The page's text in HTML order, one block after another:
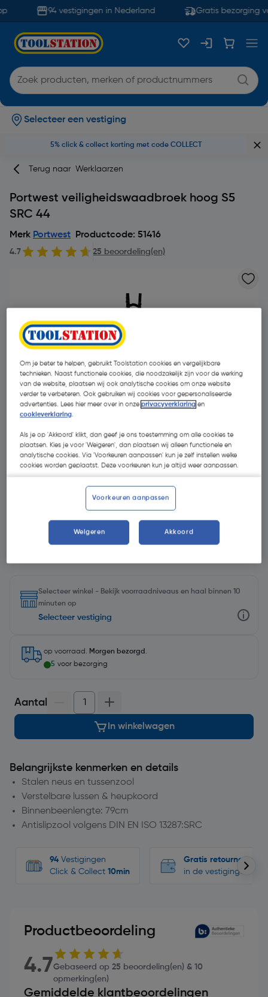
94 vestigingen in Nederland Gratis bezorging
Selecteer een vestiging
5% click & collect korting met code COLLECT
Terug naar Werklaarzen
Portwest veiligheidswaadbroek hoog S5
SRC 44
Merk Portwest Productcode: 51416
4.7 25 beoordeling(en)
€ 59,99| Excl. btw € 49,58
Kies productvariant(4)
Selecteer winkel - Bekijk voorraadniveaus en haal binnen 10
minuten op
Selecteer vestiging
op voorraad. Morgen bezorgd .
5 voor bezorging
Aantal
In winkelwagen
Belangrijkste kenmerken en details
Stalen neus en tussenzool
Verstelbare lussen & heupkoord
Binnenbeenlengte: 79cm
Antislipzool volgens DIN EN ISO 13287:SRC
94 Vestigingen
Click & Collect 10min
Gratis retourneren
in de vestigingen
Productbeoordeling
4.7Gebaseerd op 25 beoordeling(en) & 10
opmerking(en)
Gemiddelde klantbeoordelingen
Om je beter te helpen, gebruikt Toolstation cookies en vergelijkbare
technieken. Naast functionele cookies, die noodzakelijk zijn voor de werking
van de website, plaatsen wij ook analytische cookies om onze website
verder te verbeteren. Ook gebruiken wij cookies voor gepersonaliseerde
advertenties. Lees hier meer over in onzeprivacyverklaring en
cookieverklaring.
Als je op 'Akkoord' klikt, dan geef je ons toestemming om alle cookies te
plaatsen. Kies je voor 'Weigeren', dan plaatsen wij alleen functionele en
analytische cookies. Via 'Voorkeuren aanpassen' kun je zelf instellen welke
cookies worden geplaatst. Deze voorkeuren kun je altijd weer aanpassen.
Voorkeuren aanpassen
Weigeren Akkoord